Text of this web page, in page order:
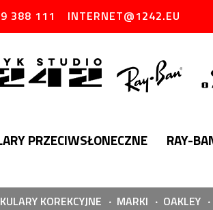
388 111 INTERNET@1242.EU
PRZECIWSŁONECZNE RAY-
KOREKCYJNE MARKI OAKLEY